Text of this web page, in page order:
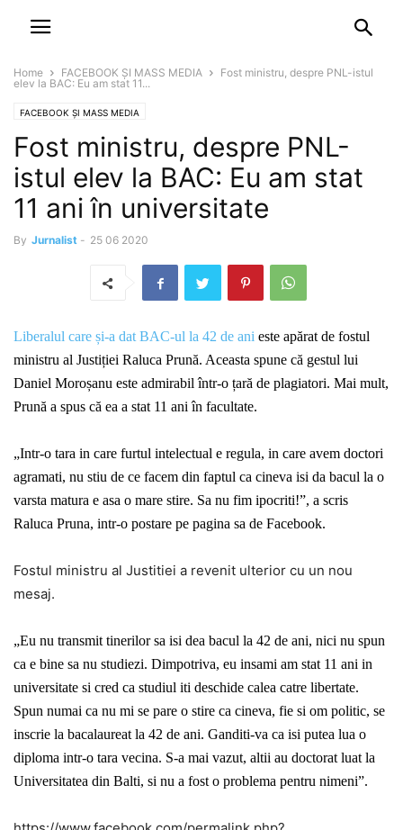
Home FACEBOOK ȘI MASS MEDIA
Fost ministru, despre PNL-istul
elev la BAC: Eu am stat 11...
FACEBOOK ȘI MASS MEDIA
Fost ministru, despre PNL-
istul elev la BAC: Eu am stat
11 ani în universitate
By Jurnalist - 25 06 2020
Liberalul care și-a dat BAC-ul la 42 de ani este apărat de fostul
ministru al Justiției Raluca Prună. Aceasta spune că gestul lui
Daniel Moroșanu este admirabil într-o țară de plagiatori. Mai mult,
Prună a spus că ea a stat 11 ani în facultate.
„Intr-o tara in care furtul intelectual e regula, in care avem doctori
agramati, nu stiu de ce facem din faptul ca cineva isi da bacul la o
varsta matura e asa o mare stire. Sa nu fim ipocriti!”, a scris
Raluca Pruna, intr-o postare pe pagina sa de Facebook.
Fostul ministru al Justitiei a revenit ulterior cu un nou
mesaj.
„Eu nu transmit tinerilor sa isi dea bacul la 42 de ani, nici nu spun
ca e bine sa nu studiezi. Dimpotriva, eu insami am stat 11 ani in
universitate si cred ca studiul iti deschide calea catre libertate.
Spun numai ca nu mi se pare o stire ca cineva, fie si om politic, se
inscrie la bacalaureat la 42 de ani. Ganditi-va ca isi putea lua o
diploma intr-o tara vecina. S-a mai vazut, altii au doctorat luat la
Universitatea din Balti, si nu a fost o problema pentru nimeni”.